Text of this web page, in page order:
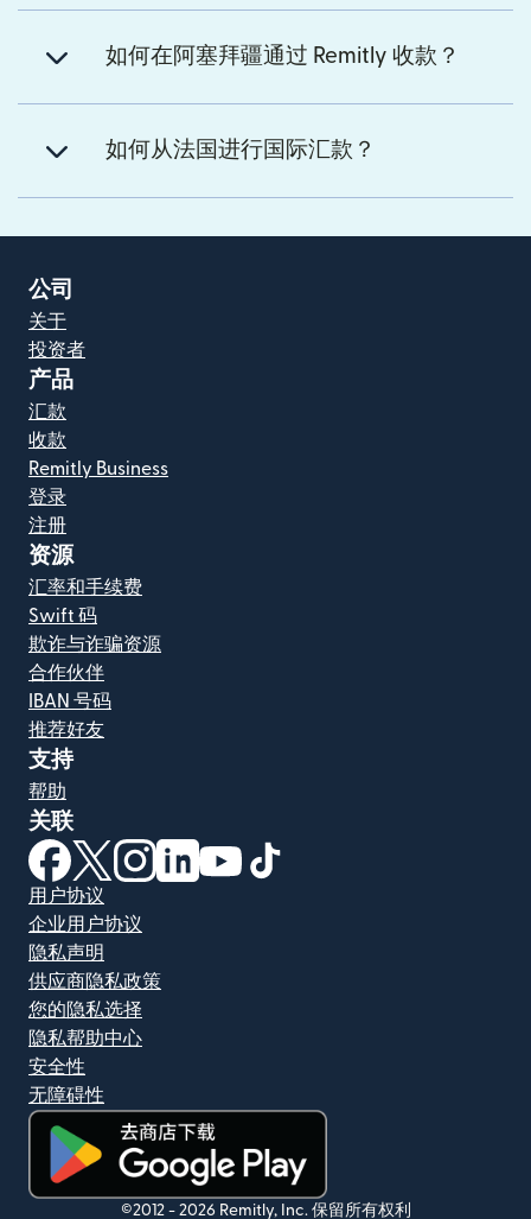
如何在阿塞拜疆通过 Remitly 收款？
如何从法国进行国际汇款？
公司
关于
投资者
产品
汇款
收款
Remitly Business
登录
注册
资源
汇率和手续费
Swift 码
欺诈与诈骗资源
合作伙伴
IBAN 号码
推荐好友
支持
帮助
关联
（在新窗口中打开）
（在新窗口中打开）
（在新窗口中打开）
（在新窗口中打开）
（在新窗口中打开）
用户协议
企业用户协议
隐私声明
供应商隐私政策
您的隐私选择
隐私帮助中心
安全性
无障碍性
（在新窗口中打开）
©2012 - 2026 Remitly, Inc. 保留所有权利